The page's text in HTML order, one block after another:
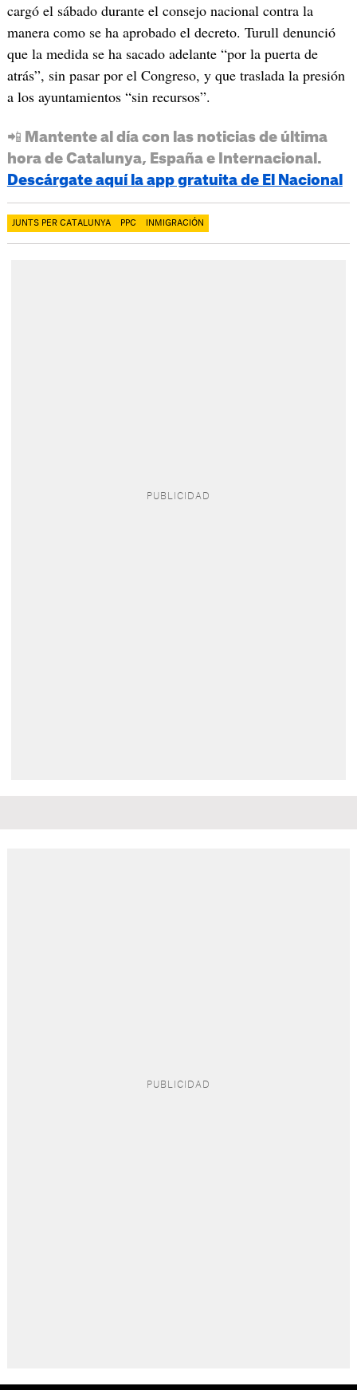
cargó el sábado durante el consejo nacional contra la
manera como se ha aprobado el decreto. Turull denunció
que la medida se ha sacado adelante “por la puerta de
atrás”, sin pasar por el Congreso, y que traslada la presión
a los ayuntamientos “sin recursos”.
📲 Mantente al día con las noticias de última
hora de Catalunya, España e Internacional.
Descárgate aquí la app gratuita de El Nacional
JUNTS PER CATALUNYA PPC INMIGRACIÓN